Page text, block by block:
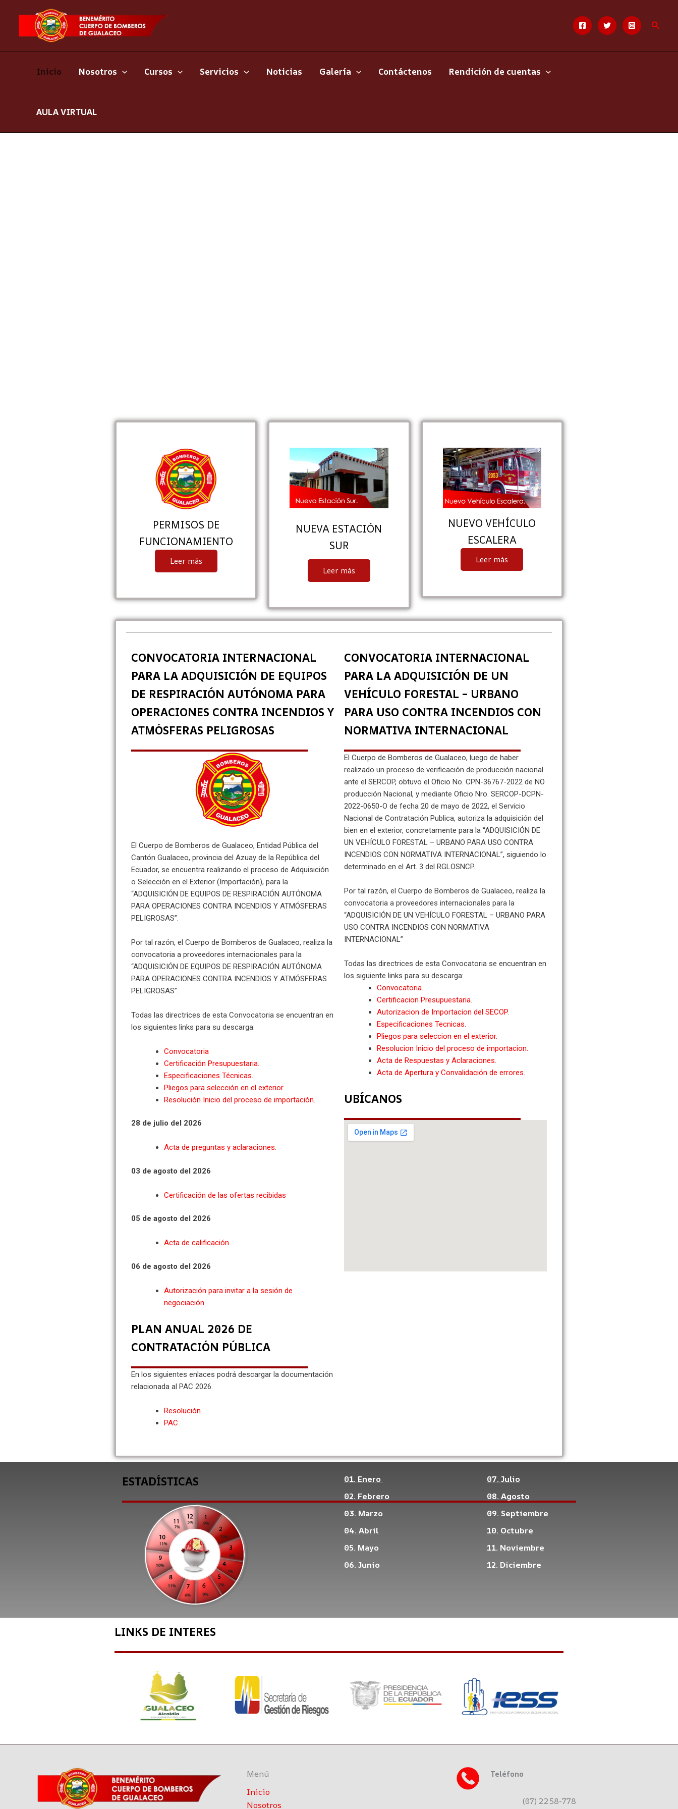
contenido
Inicio Nosotros Cursos Servicios Noticias Galería Contáctenos Rendición de cuentas
AULA VIRTUAL
PERMISOS DE
FUNCIONAMIENTO
Leer más
NUEVA ESTACIÓN
SUR
Leer más
NUEVO VEHÍCULO
ESCALERA
Leer más
CONVOCATORIA INTERNACIONAL
PARA LA ADQUISICIÓN DE EQUIPOS
DE RESPIRACIÓN AUTÓNOMA PARA
OPERACIONES CONTRA INCENDIOS Y
ATMÓSFERAS PELIGROSAS
El Cuerpo de Bomberos de Gualaceo, Entidad Pública del
Cantón Gualaceo, provincia del Azuay de la República del
Ecuador, se encuentra realizando el proceso de Adquisición
o Selección en el Exterior (Importación), para la
“ADQUISICIÓN DE EQUIPOS DE RESPIRACIÓN AUTÓNOMA
PARA OPERACIONES CONTRA INCENDIOS Y ATMÓSFERAS
PELIGROSAS”.
Por tal razón, el Cuerpo de Bomberos de Gualaceo, realiza la
convocatoria a proveedores internacionales para la
“ADQUISICIÓN DE EQUIPOS DE RESPIRACIÓN AUTÓNOMA
PARA OPERACIONES CONTRA INCENDIOS Y ATMÓSFERAS
PELIGROSAS”.
Todas las directrices de esta Convocatoria se encuentran en
los siguientes links para su descarga:
Convocatoria
Certificación Presupuestaria.
Especificaciones Técnicas.
Pliegos para selección en el exterior.
Resolución Inicio del proceso de importación.
28 de julio del 2026
Acta de preguntas y aclaraciones.
03 de agosto del 2026
Certificación de las ofertas recibidas
05 de agosto del 2026
Acta de calificación
06 de agosto del 2026
Autorización para invitar a la sesión de
negociación
PLAN ANUAL 2026 DE
CONTRATACIÓN PÚBLICA
En los siguientes enlaces podrá descargar la documentación
relacionada al PAC 2026.
Resolución
PAC
CONVOCATORIA INTERNACIONAL
PARA LA ADQUISICIÓN DE UN
VEHÍCULO FORESTAL – URBANO
PARA USO CONTRA INCENDIOS CON
NORMATIVA INTERNACIONAL
El Cuerpo de Bomberos de Gualaceo, luego de haber
realizado un proceso de verificación de producción nacional
ante el SERCOP, obtuvo el Oficio No. CPN-36767-2022 de NO
producción Nacional, y mediante Oficio Nro. SERCOP-DCPN-
2022-0650-O de fecha 20 de mayo de 2022, el Servicio
Nacional de Contratación Publica, autoriza la adquisición del
bien en el exterior, concretamente para la “ADQUISICIÓN DE
UN VEHÍCULO FORESTAL – URBANO PARA USO CONTRA
INCENDIOS CON NORMATIVA INTERNACIONAL”, siguiendo lo
determinado en el Art. 3 del RGLOSNCP.
Por tal razón, el Cuerpo de Bomberos de Gualaceo, realiza la
convocatoria a proveedores internacionales para la
“ADQUISICIÓN DE UN VEHÍCULO FORESTAL – URBANO PARA
USO CONTRA INCENDIOS CON NORMATIVA
INTERNACIONAL”
Todas las directrices de esta Convocatoria se encuentran en
los siguiente links para su descarga:
Convocatoria.
Certificacion Presupuestaria.
Autorizacion de Importacion del SECOP.
Especificaciones Tecnicas.
Pliegos para seleccion en el exterior.
Resolucion Inicio del proceso de importacion.
Acta de Respuestas y Aclaraciones.
Acta de Apertura y Convalidación de errores.
UBÍCANOS
ESTADÍSTICAS
01. Enero
02. Febrero
03. Marzo
04. Abril
05. Mayo
06. Junio
07. Julio
08. Agosto
09. Septiembre
10. Octubre
11. Noviembre
12. Diciembre
LINKS DE INTERES
Menú
Inicio
Nosotros
Teléfono
(07) 2258-778